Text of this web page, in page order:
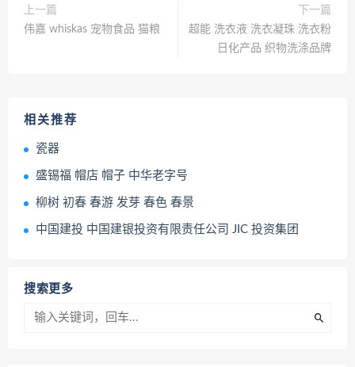
上一篇
伟嘉 whiskas 宠物食品 猫粮
下一篇
超能 洗衣液 洗衣凝珠 洗衣粉
日化产品 织物洗涤品牌
相关推荐
瓷器
盛锡福 帽店 帽子 中华老字号
柳树 初春 春游 发芽 春色 春景
中国建投 中国建银投资有限责任公司 JIC 投资集团
搜索更多